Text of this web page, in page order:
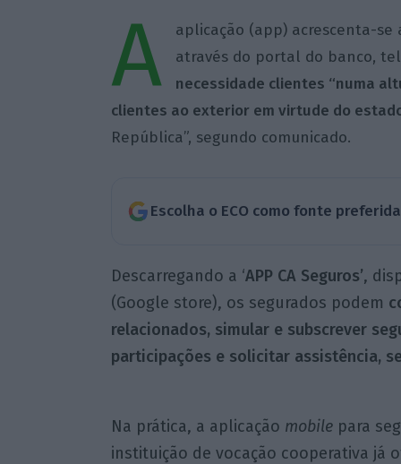
A
aplicação (app) acrescenta-se
através do portal do banco,
necessidade clientes “numa
clientes ao exterior em virtude do
República”, segundo comunicado.
Escolha o ECO como fonte
Descarregando a ‘APP CA Seguros’,
(Google store), os segurados podem
relacionados, simular e subscrever
participações e solicitar assistência,
Na prática, a aplicação mobilepara
instituição de vocação cooperativa já